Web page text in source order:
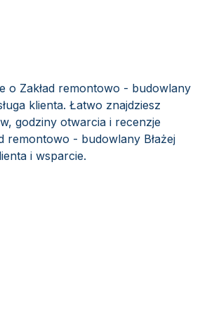
o Zakład remontowo - budowlany
klienta. Łatwo znajdziesz
godziny otwarcia i recenzje
remontowo - budowlany Błażej
i wsparcie.